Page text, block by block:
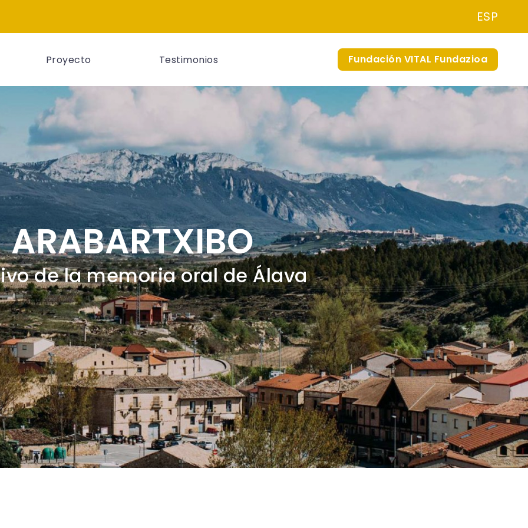
ESP
Proyecto Testimonios Fundación VITAL Fundazioa
ARABARTXIBO
de la memoria oral de Álava